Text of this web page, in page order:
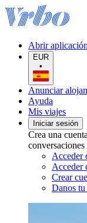
Abrir aplicación
EUR
•
Anunciar
Ayuda
Mis viajes
Iniciar sesión
Crea una
Acceder
Acceder
Crear
Danos